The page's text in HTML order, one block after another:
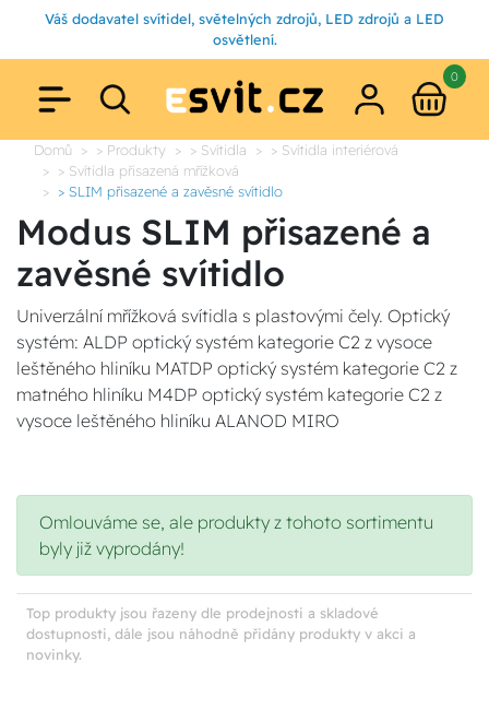
Váš dodavatel svítidel, světelných zdrojů, LED zdrojů a LED
osvětlení.
0
Domů > Produkty > Svítidla
> Svítidla interiérová
> Svítidla přisazená mřížková
> SLIM přisazené a zavěsné svítidlo
Modus SLIM přisazené a
zavěsné svítidlo
Univerzální mřížková svítidla s plastovými čely. Optický
systém: ALDP optický systém kategorie C2 z vysoce
leštěného hliníku MATDP optický systém kategorie C2 z
matného hliníku M4DP optický systém kategorie C2 z
vysoce leštěného hliníku ALANOD MIRO
Omlouváme se, ale produkty z tohoto sortimentu
byly již vyprodány!
Top produkty jsou řazeny dle prodejnosti a skladové
dostupnosti, dále jsou náhodně přidány produkty v akci a
novinky.